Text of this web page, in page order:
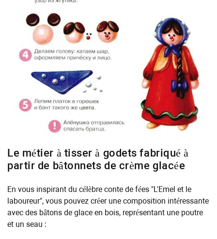
Le métier à tisser à godets fabriqué à
partir de bâtonnets de crème glacée
En vous inspirant du célèbre conte de fées "L'Emel et le
laboureur", vous pouvez créer une composition intéressante
avec des bâtons de glace en bois, représentant une poutre
et un seau :